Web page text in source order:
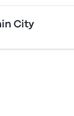
City